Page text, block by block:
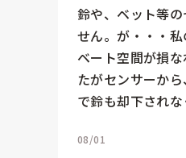
鈴や、ベット等
せん。が・・・
ベート空間が損
たがセンサーか
で鈴も却下され
08/01